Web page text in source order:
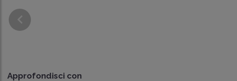
Approfondisci con